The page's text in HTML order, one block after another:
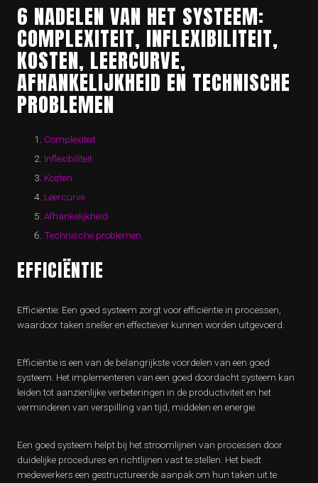
6 NADELEN VAN HET SYSTEEM:
COMPLEXITEIT, INFLEXIBILITEIT,
KOSTEN, LEERCURVE,
AFHANKELIJKHEID EN TECHNISCHE
PROBLEMEN
Complexiteit
Inflexibiliteit
Kosten
Leercurve
Afhankelijkheid
Technische problemen
EFFICIËNTIE
Efficiëntie: Een goed systeem zorgt voor efficiëntie in processen,
waardoor taken sneller en effectiever kunnen worden uitgevoerd.
Efficiëntie is een van de belangrijkste voordelen van een goed
systeem. Het implementeren van een goed doordacht systeem kan
leiden tot aanzienlijke verbeteringen in de productiviteit en het
verminderen van verspilling van tijd, middelen en energie.
Een goed systeem helpt bij het stroomlijnen van processen door
duidelijke procedures en richtlijnen vast te stellen. Het biedt
medewerkers een gestructureerde aanpak om hun taken uit te